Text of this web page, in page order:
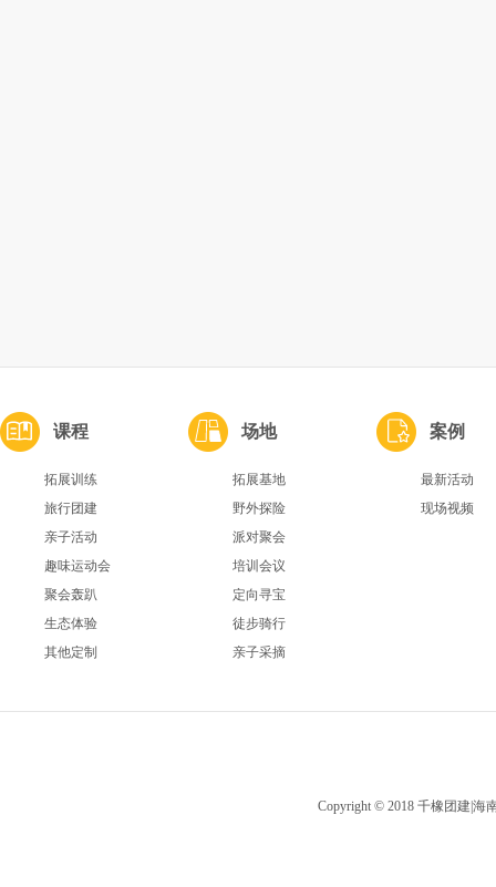
课程
拓展训练
旅行团建
亲子活动
趣味运动会
聚会轰趴
生态体验
其他定制
场地
拓展基地
野外探险
派对聚会
培训会议
定向寻宝
徒步骑行
亲子采摘
案例
最新活动
现场视频
Copyright © 2018 千橡团建|